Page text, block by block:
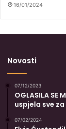
16/01/2024
Novosti
07/12/2023
OGLASILA
uspjela sve
07/02/2024